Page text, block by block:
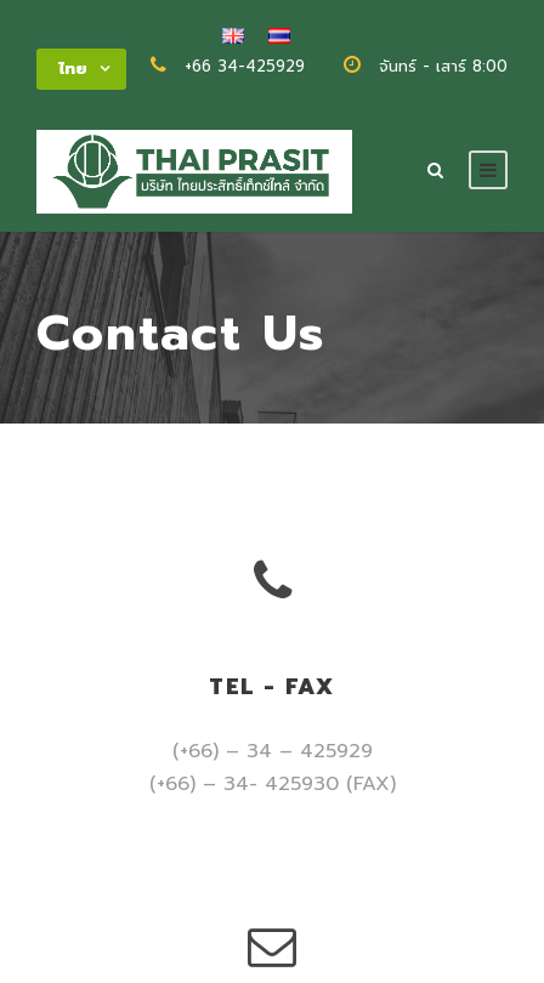
ไทย +66 34-425929 จันทร์ - เสาร์ 8:00 -
Contact Us
TEL - FAX
(+66) – 34 – 425929
(+66) – 34- 425930 (FAX)